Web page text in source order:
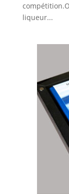
liqueur...